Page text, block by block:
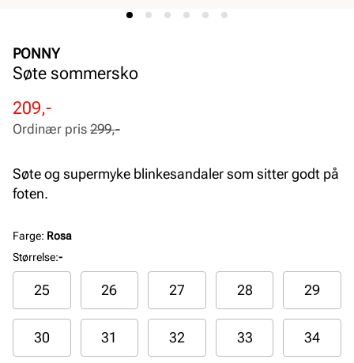
PONNY
Søte sommersko
Rabattert
pris
209,-
Ordinær
pris
Ordinær pris 299,-
Søte og supermyke blinkesandaler som sitter godt på
foten.
Farge: Rosa
Størrelse:-
25 26 27 28 29
30 31 32 33 34